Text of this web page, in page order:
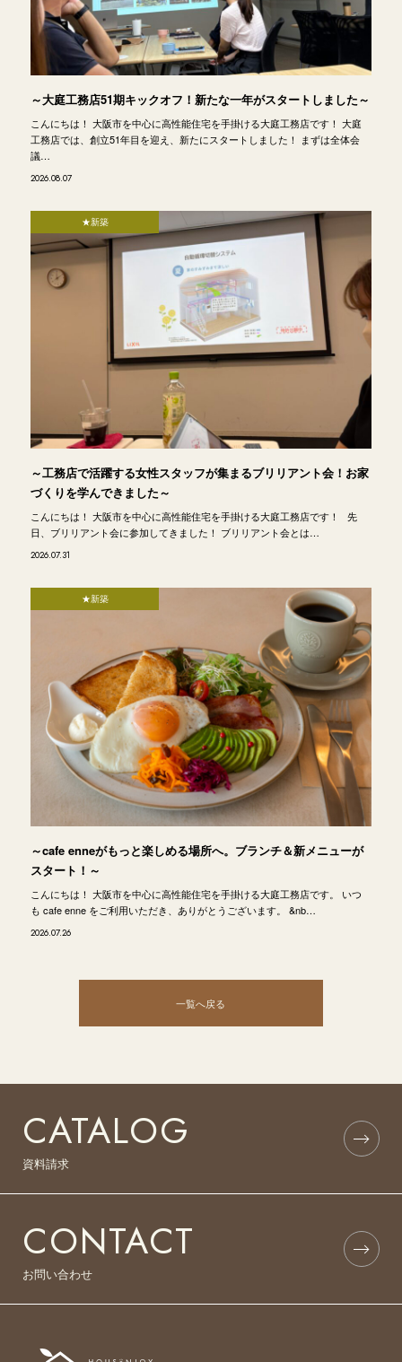
～大庭工務店51期キックオフ！新たな一年がスタートしました～
こんにちは！ 大阪市を中心に高性能住宅を手掛ける大庭工務店です！ 大庭
工務店では、創立51年目を迎え、新たにスタートしました！ まずは全体会
議…
2026.08.07
★新築
～工務店で活躍する女性スタッフが集まるブリリアント会！お家
づくりを学んできました～
こんにちは！ 大阪市を中心に高性能住宅を手掛ける大庭工務店です！ 先
日、ブリリアント会に参加してきました！ ブリリアント会とは…
2026.07.31
★新築
～cafe enneがもっと楽しめる場所へ。ブランチ＆新メニューが
スタート！～
こんにちは！ 大阪市を中心に高性能住宅を手掛ける大庭工務店です。 いつ
も cafe enne をご利用いただき、ありがとうございます。 &nb…
2026.07.26
一覧へ戻る
CATALOG
資料請求
CONTACT
お問い合わせ